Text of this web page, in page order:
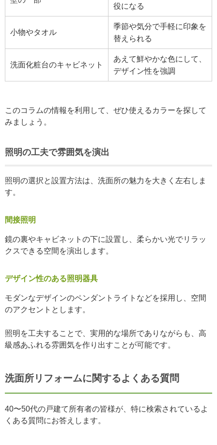
役になる
小物やタオル
季節や気分で手軽に印象を
替えられる
洗面化粧台のキャビネット
あえて鮮やかな色にして、
デザイン性を強調
このコラムの情報を利用して、ぜひ使えるカラーを探して
みましょう。
照明の工夫で雰囲気を演出
照明の選択と設置方法は、洗面所の魅力を大きく左右しま
す。
間接照明
鏡の裏やキャビネットの下に設置し、柔らかい光でリラッ
クスできる空間を演出します。
デザイン性のある照明器具
モダンなデザインのペンダントライトなどを採用し、空間
のアクセントとします。
照明を工夫することで、実用的な場所でありながらも、高
級感あふれる雰囲気を作り出すことが可能です。
洗面所リフォームに関するよくある質問
40〜50代の戸建て所有者の皆様が、特に検索されているよ
くある質問にお答えします。